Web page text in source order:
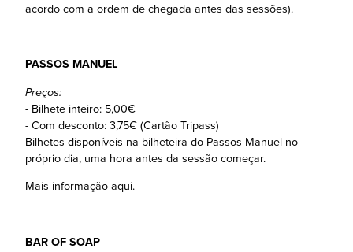
acordo com a ordem de chegada antes das sessões).
PASSOS MANUEL
Preços:
- Bilhete inteiro: 5,00€
- Com desconto: 3,75€ (Cartão Tripass)
Bilhetes disponíveis na bilheteira do Passos Manuel no
próprio dia, uma hora antes da sessão começar.
Mais informação aqui.
BAR OF SOAP